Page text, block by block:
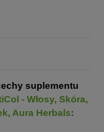
suplementu
- Włosy, Skóra,
Aura Herbals: